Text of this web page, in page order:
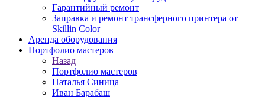
Гарантийный ремонт
Заправка и ремонт трансферного принтера от
Skillin Color
Аренда оборудования
Портфолио мастеров
Назад
Портфолио мастеров
Наталья Синица
Иван Барабаш